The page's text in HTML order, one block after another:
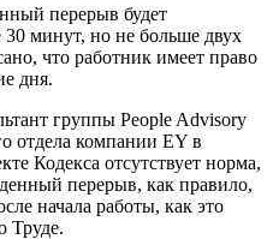
перерыв будет
минут, но не больше двух
что работник имеет право
дня.
группы People Advisory
отдела компании EY в
Кодекса отсутствует норма,
перерыв, как правило,
начала работы, как это
Труде.